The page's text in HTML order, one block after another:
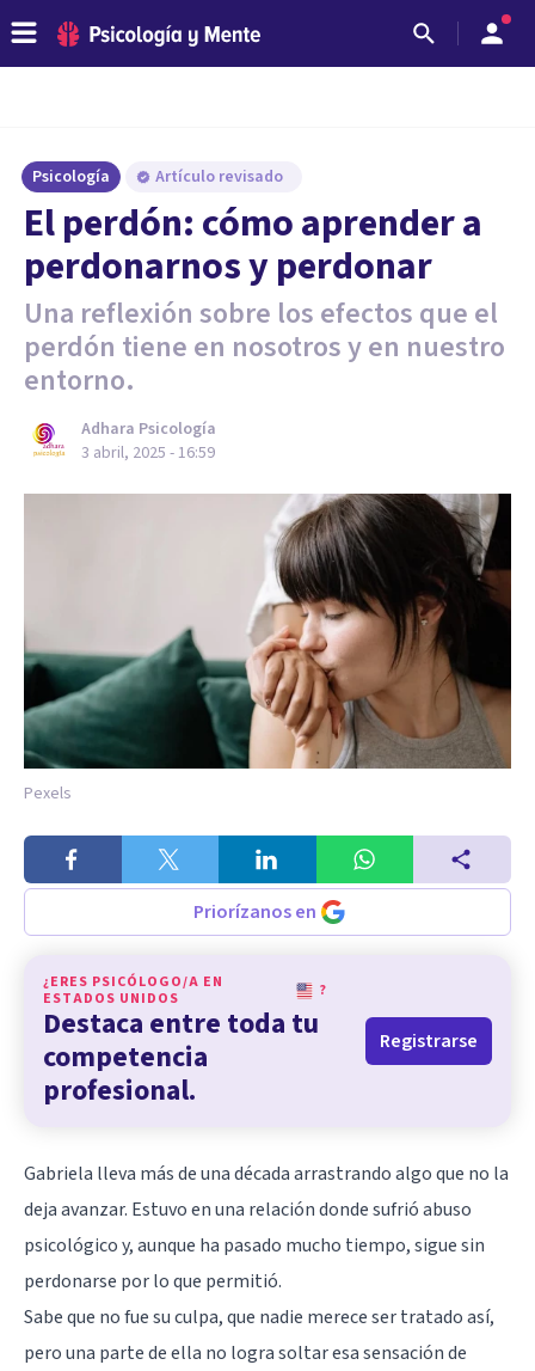
Psicología Artículo revisado
El perdón: cómo aprender a
perdonarnos y perdonar
Una reflexión sobre los efectos que el
perdón tiene en nosotros y en nuestro
entorno.
Adhara Psicología
3 abril, 2025 - 16:59
Pexels
Priorízanos en
¿ERES PSICÓLOGO/A EN
ESTADOS UNIDOS
?
Destaca entre toda tu
competencia
profesional.
Registrarse
Gabriela lleva más de una década arrastrando algo que no la
deja avanzar. Estuvo en una relación donde sufrió abuso
psicológico y, aunque ha pasado mucho tiempo, sigue sin
perdonarse por lo que permitió.
Sabe que no fue su culpa, que nadie merece ser tratado así,
pero una parte de ella no logra soltar esa sensación de